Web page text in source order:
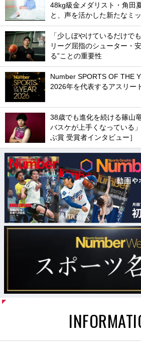
48kg級金メダリスト・角田
と、声を活かした新たなミ
「少しぼやけているだけで
リーグ屈指のシューター・
る”ことの重要性
Number SPORTS OF THE
2026年を代表するアスリー
38歳でも進化を続ける篠山
バスケが上手くなっている
ぶ賞 受賞者インタビュー］